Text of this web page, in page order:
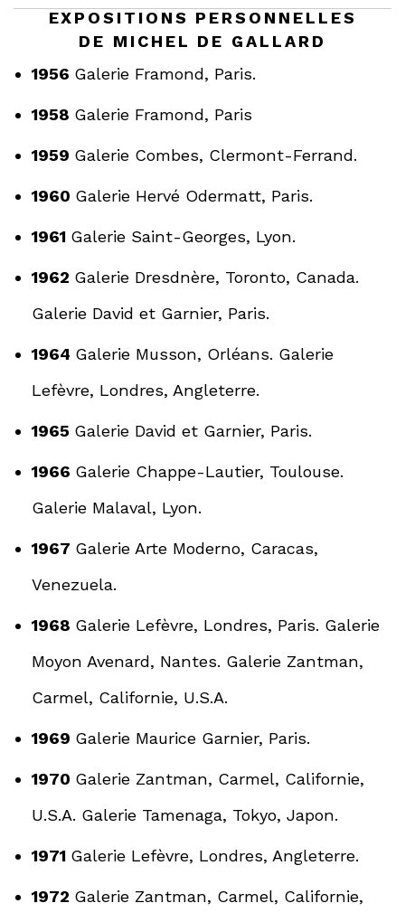
EXPOSITIONS PERSONNELLES
DE MICHEL DE GALLARD
1956 Galerie Framond, Paris.
1958 Galerie Framond, Paris
1959 Galerie Combes, Clermont-Ferrand.
1960 Galerie Hervé Odermatt, Paris.
1961 Galerie Saint-Georges, Lyon.
1962 Galerie Dresdnère, Toronto, Canada.
Galerie David et Garnier, Paris.
1964 Galerie Musson, Orléans. Galerie
Lefèvre, Londres, Angleterre.
1965 Galerie David et Garnier, Paris.
1966 Galerie Chappe-Lautier, Toulouse.
Galerie Malaval, Lyon.
1967 Galerie Arte Moderno, Caracas,
Venezuela.
1968 Galerie Lefèvre, Londres, Paris. Galerie
Moyon Avenard, Nantes. Galerie Zantman,
Carmel, Californie, U.S.A.
1969 Galerie Maurice Garnier, Paris.
1970 Galerie Zantman, Carmel, Californie,
U.S.A. Galerie Tamenaga, Tokyo, Japon.
1971 Galerie Lefèvre, Londres, Angleterre.
1972 Galerie Zantman, Carmel, Californie,